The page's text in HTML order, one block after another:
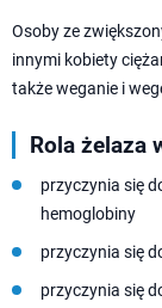
Osoby ze
innymi kobiety
także weganie i
Rola żelaza
przyczynia się
hemoglobiny
przyczynia się
przyczynia się